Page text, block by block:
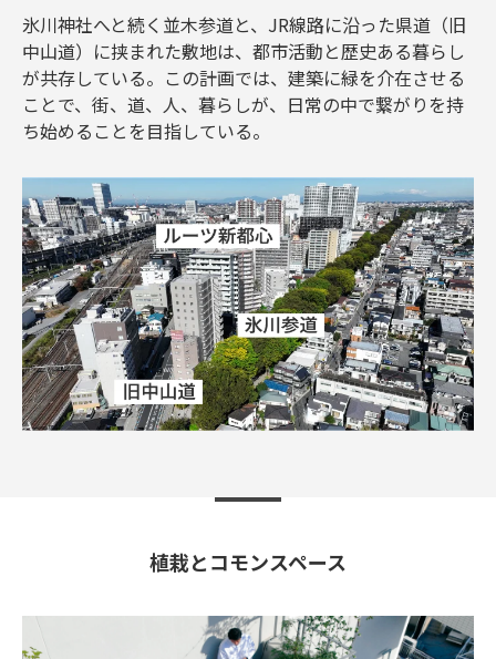
氷川神社へと続く並木参道と、JR線路に沿った県道（旧
中山道）に挟まれた敷地は、都市活動と歴史ある暮らし
が共存している。この計画では、建築に緑を介在させる
ことで、街、道、人、暮らしが、日常の中で繋がりを持
ち始めることを目指している。
植栽とコモンスペース